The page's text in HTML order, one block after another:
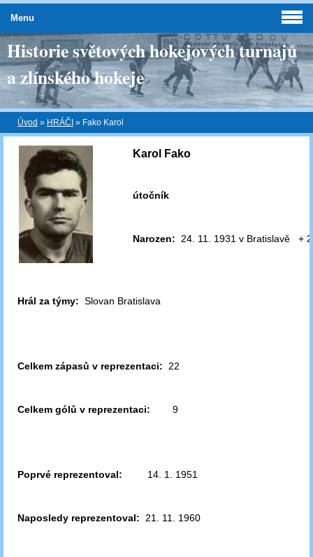
Historie světových hokejových turnajů
a zlínského hokeje
Úvod » HRÁČI » Fako Karol
Karol Fako
útočník
Narozen: 24. 11. 1931 v Bratislavě +
Hrál za týmy: Slovan Bratislava
Celkem zápasů v reprezentaci: 22
Celkem gólů v reprezentaci: 9
Poprvé reprezentoval: 14. 1. 1951
Naposledy reprezentoval: 21. 11. 1960
Menu